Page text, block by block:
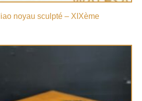
noyau sculpté – XIXème